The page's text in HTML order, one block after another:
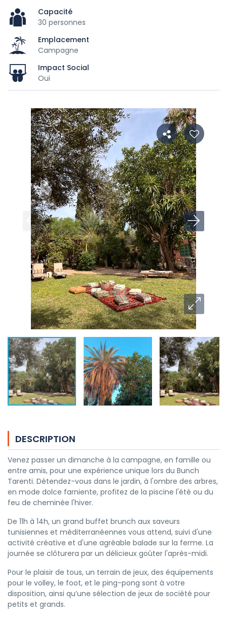
Capacité
30 personnes
Emplacement
Campagne
Impact Social
Oui
DESCRIPTION
Venez passer un dimanche à la campagne, en famille ou
entre amis, pour une expérience unique lors du Bunch
Tarenti. Détendez-vous dans le jardin, à l'ombre des arbres,
en mode dolce farniente, profitez de la piscine l'été ou du
feu de cheminée l'hiver.
De 11h à 14h, un grand buffet brunch aux saveurs
tunisiennes et méditerranéennes vous attend, suivi d'une
activité créative et d'une agréable balade sur la ferme. La
journée se clôturera par un délicieux goûter l'après-midi.
Pour le plaisir de tous, un terrain de jeux, des équipements
pour le volley, le foot, et le ping-pong sont à votre
disposition, ainsi qu’une sélection de jeux de société pour
petits et grands.